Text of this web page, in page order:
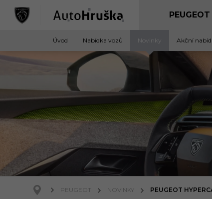
Úvod Nabídka vozů Novinky Akční
PEUGEOT NOVINKY PEUGEOT